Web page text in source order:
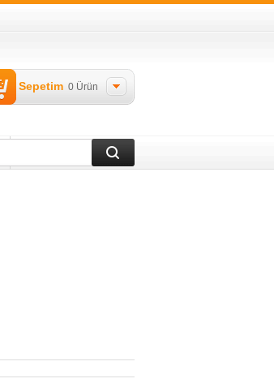
Sepetim 0 Ürün